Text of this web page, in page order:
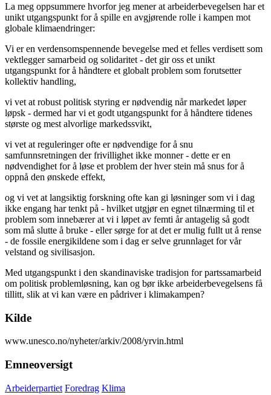
La meg oppsummere hvorfor jeg mener at arbeiderbevegelsen har et
unikt utgangspunkt for å spille en avgjørende rolle i kampen mot
globale klimaendringer:
Vi er en verdensomspennende bevegelse med et felles verdisett som
vektlegger samarbeid og solidaritet - det gir oss et unikt
utgangspunkt for å håndtere et globalt problem som forutsetter
kollektiv handling,
vi vet at robust politisk styring er nødvendig når markedet løper
løpsk - dermed har vi et godt utgangspunkt for å håndtere tidenes
største og mest alvorlige markedssvikt,
vi vet at reguleringer ofte er nødvendige for å snu
samfunnsretningen der frivillighet ikke monner - dette er en
nødvendighet for å løse et problem der hver stein må snus for å
oppnå den ønskede effekt,
og vi vet at langsiktig forskning ofte kan gi løsninger som vi i dag
ikke engang har tenkt på - hvilket utgjør en egnet tilnærming til et
problem som innebærer at vi i løpet av femti år antagelig så godt
som må slutte å bruke - eller sørge for at det er mulig fullt ut å rense
- de fossile energikildene som i dag er selve grunnlaget for vår
velstand og sivilisasjon.
Med utgangspunkt i den skandinaviske tradisjon for partssamarbeid
om politisk problemløsning, kan og bør ikke arbeiderbevegelsens få
tillitt, slik at vi kan være en pådriver i klimakampen?
Kilde
www.unesco.no/nyheter/arkiv/2008/yrvin.html
Emneoversigt
Arbeiderpartiet Foredrag Klima